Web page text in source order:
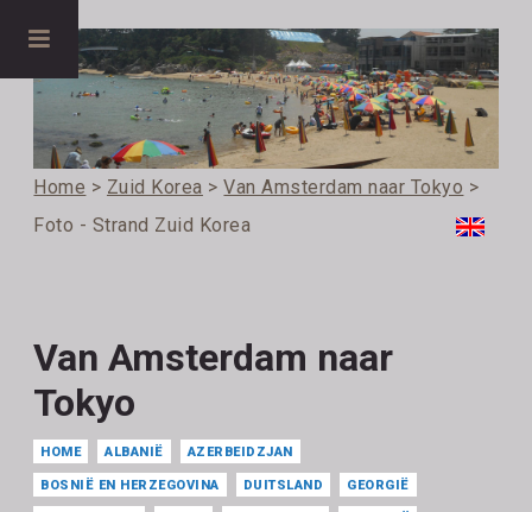
Home > Zuid Korea >Van Amsterdam naar Tokyo >
Foto - Strand Zuid Korea
Van Amsterdam naar
Tokyo
HOME ALBANIË AZERBEIDZJAN
BOSNIË EN HERZEGOVINA DUITSLAND GEORGIË